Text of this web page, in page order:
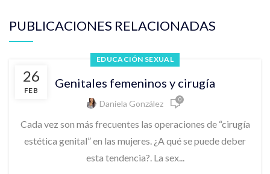
PUBLICACIONES RELACIONADAS
26
FEB
EDUCACIÓN SEXUAL
Genitales femeninos y cirugía
Daniela González 0
Cada vez son más frecuentes las operaciones de “cirugía
estética genital” en las mujeres. ¿A qué se puede deber
esta tendencia?. La sex...